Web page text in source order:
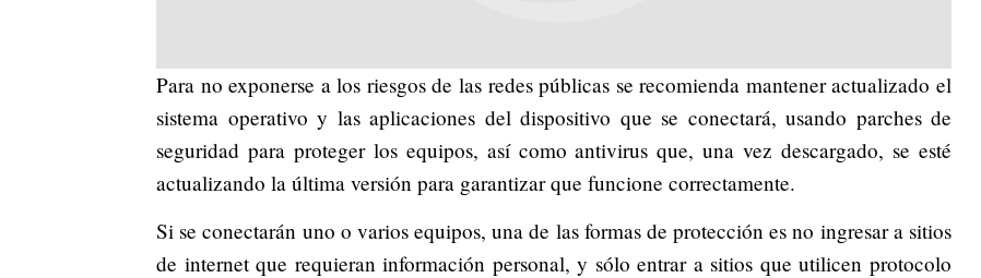
Para no exponerse a los riesgos de las redes públicas se recomienda mantener actualizado el
sistema operativo y las aplicaciones del dispositivo que se conectará, usando parches de
seguridad para proteger los equipos, así como antivirus que, una vez descargado, se esté
actualizando la última versión para garantizar que funcione correctamente.
Si se conectarán uno o varios equipos, una de las formas de protección es no ingresar a sitios
de internet que requieran información personal, y sólo entrar a sitios que utilicen protocolo